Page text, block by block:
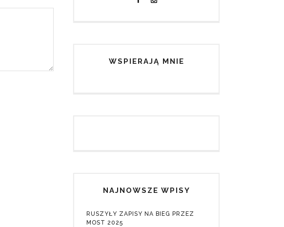
WSPIERAJĄ MNIE
NAJNOWSZE WPISY
RUSZYŁY ZAPISY NA BIEG PRZEZ
MOST 2025